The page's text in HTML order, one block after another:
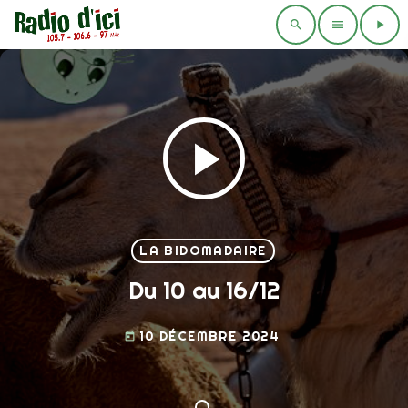
search menu play_arrow
play_arrow
LA BIDOMADAIRE
Du 10 au 16/12
today 10 DÉCEMBRE 2024